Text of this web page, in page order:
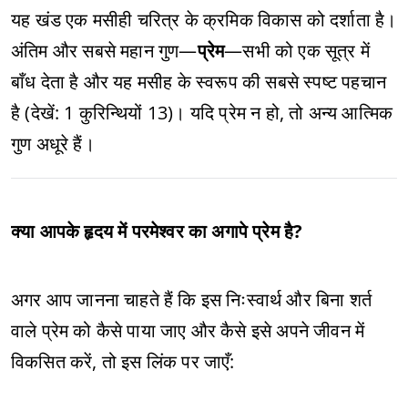
यह खंड एक मसीही चरित्र के क्रमिक विकास को दर्शाता है।
अंतिम और सबसे महान गुण—प्रेम—सभी को एक सूत्र में
बाँध देता है और यह मसीह के स्वरूप की सबसे स्पष्ट पहचान
है (देखें: 1 कुरिन्थियों 13)। यदि प्रेम न हो, तो अन्य आत्मिक
गुण अधूरे हैं।
क्या आपके हृदय में परमेश्वर का अगापे प्रेम है?
अगर आप जानना चाहते हैं कि इस निःस्वार्थ और बिना शर्त
वाले प्रेम को कैसे पाया जाए और कैसे इसे अपने जीवन में
विकसित करें, तो इस लिंक पर जाएँ: